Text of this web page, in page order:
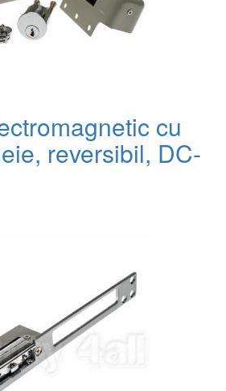
cu
reversibil, DC-